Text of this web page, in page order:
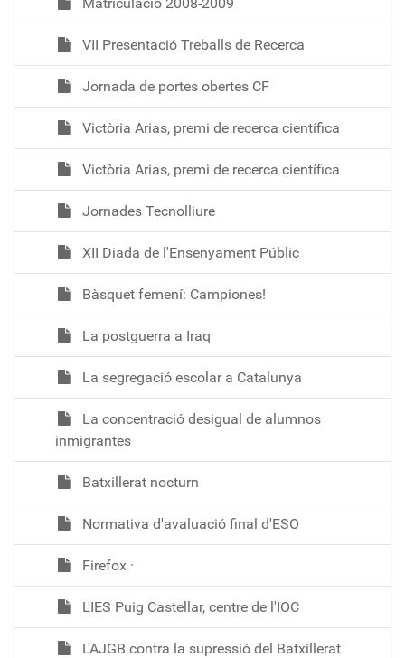
VII Presentació Treballs de Recerca
Jornada de portes obertes CF
Victòria Arias, premi de recerca científica
Victòria Arias, premi de recerca científica
Jornades Tecnolliure
XII Diada de l'Ensenyament Públic
Bàsquet femení: Campiones!
La postguerra a Iraq
La segregació escolar a Catalunya
La concentració desigual de alumnos
inmigrantes
Batxillerat nocturn
Normativa d'avaluació final d'ESO
Firefox ·
L'IES Puig Castellar, centre de l'IOC
L'AJGB contra la supressió del Batxillerat